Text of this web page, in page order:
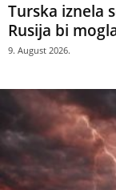
Turska iznela
Rusija bi
9. August 2026.